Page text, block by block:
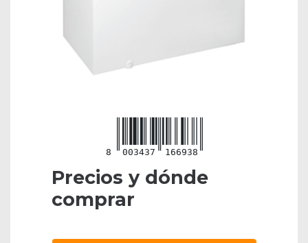
8 003437 166938
Precios y dónde
comprar